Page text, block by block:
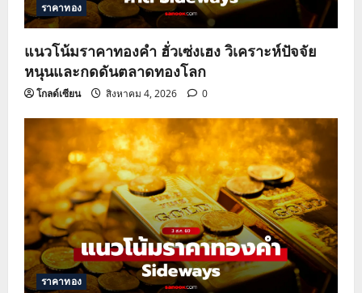
ราคาทอง
แนวโน้มราคาทองคำ ฮั่วเซ่งเฮง วิเคราะห์ปัจจัย
หนุนและกดดันตลาดทองโลก
โกลด์เซียน สิงหาคม 4, 2026 0
ราคาทอง